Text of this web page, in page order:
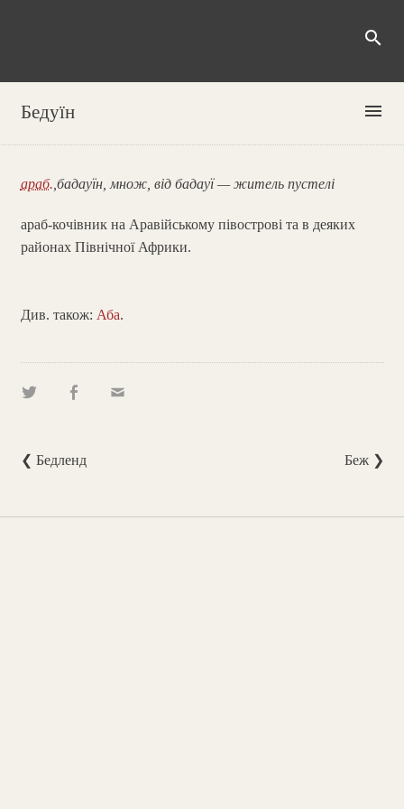
search
Бедуїн menu
араб. ,бадауїн, множ, від бадауї — житель пустелі
араб-кочівник на Аравійському півострові та в деяких
районах Північної Африки.
Див. також: Аба.
❮ Бедленд Беж ❯